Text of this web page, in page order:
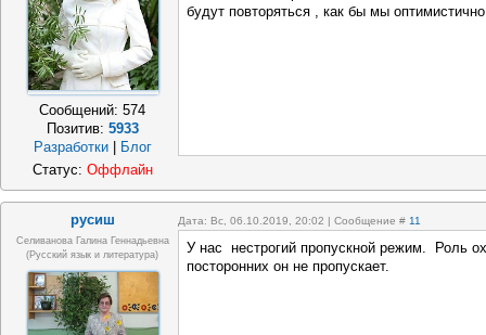
Сообщений:574
Позитив: 5933
Разработки
Блог
будут повторяться , как бы мы
Статус: Оффлайн
русиш Дата: Вс, 06.10.2019, 20:02 | Сообщение # 11
Селиванова Галина Геннадьевна
(русский язык и литература)
У нас нестрогий пропускной режим. Роль
посторонних он не пропускает.